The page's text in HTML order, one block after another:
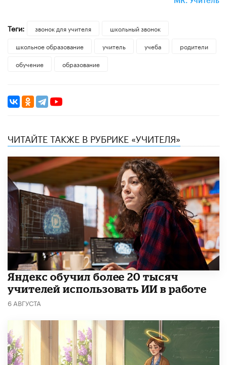
Теги: звонок для учителя
школьный звонок
школьное образование
учитель учеба
родители
обучение
образование
ЧИТАЙТЕ ТАКЖЕ В РУБРИКЕ «УЧИТЕЛЯ»
​Яндекс обучил более 20 тысяч
учителей использовать ИИ в работе
6 АВГУСТА